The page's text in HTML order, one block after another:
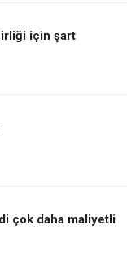
için şart
çok daha maliyetli